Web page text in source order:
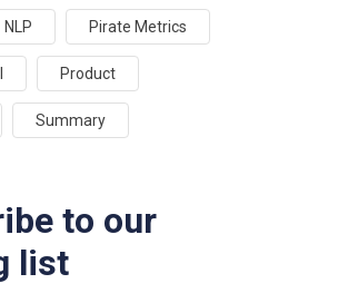
NLP Pirate Metrics
Product
Summary
to our
list